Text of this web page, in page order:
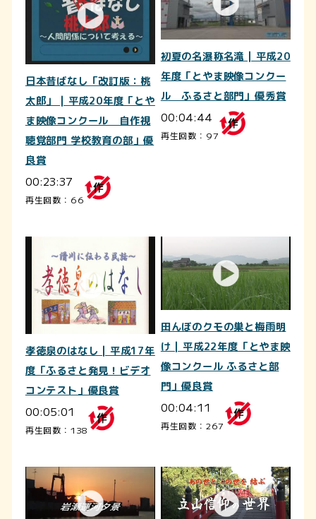
日本昔ばなし「改訂版：桃
太郎」 | 平成20年度「とや
ま映像コンクール 自作視
聴覚部門 学校教育の部」優
良賞
00:23:37
再生回数：66
初夏の名瀑称名滝 | 平成20
年度「とやま映像コンクー
ル ふるさと部門」優秀賞
00:04:44
再生回数：97
孝徳泉のはなし | 平成17年
度「ふるさと発見！ビデオ
コンテスト」優良賞
00:05:01
再生回数：138
田んぼのクモの巣と梅雨明
け | 平成22年度「とやま映
像コンクール ふるさと部
門」優良賞
00:04:11
再生回数：267